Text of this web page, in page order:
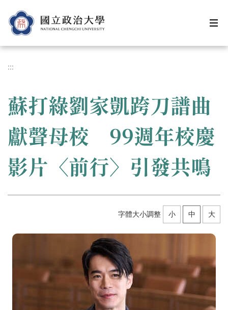
到
主
內
區
:::
蘇打綠劉家凱跨刀譜曲
獻聲母校 99週年校慶
影片〈前行〉引發共鳴
字體大小調整 小 中 大